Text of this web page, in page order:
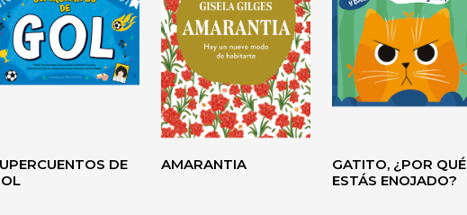
DEL
AUTOAYUDA
DE
AMARANTIA
GATITO, ¿POR QUÉ
ESTÁS ENOJADO?